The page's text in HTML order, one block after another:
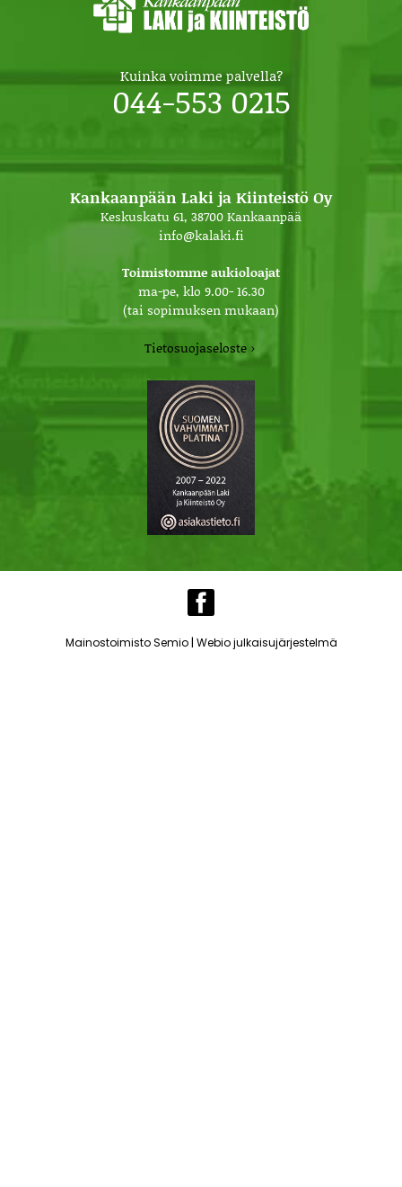
Kuinka voimme palvella?
044-553 0215
Kankaanpään Laki ja Kiinteistö Oy
Keskuskatu 61, 38700 Kankaanpää
info@kalaki.fi
Toimistomme aukioloajat
ma-pe, klo 9.00- 16.30
(tai sopimuksen mukaan)
Tietosuojaseloste ›
Mainostoimisto Semio| Webio julkaisujärjestelmä